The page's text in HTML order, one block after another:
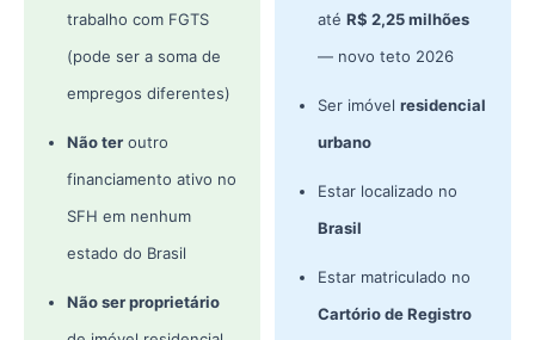
trabalho com FGTS
(pode ser a soma de
empregos diferentes)
Não ter outro
financiamento ativo no
SFH em nenhum
estado do Brasil
Não ser proprietário
até R$ 2,25 milhões
— novo teto 2026
Ser imóvel residencial
urbano
Estar localizado no
Brasil
Estar matriculado no
Cartório de Registro